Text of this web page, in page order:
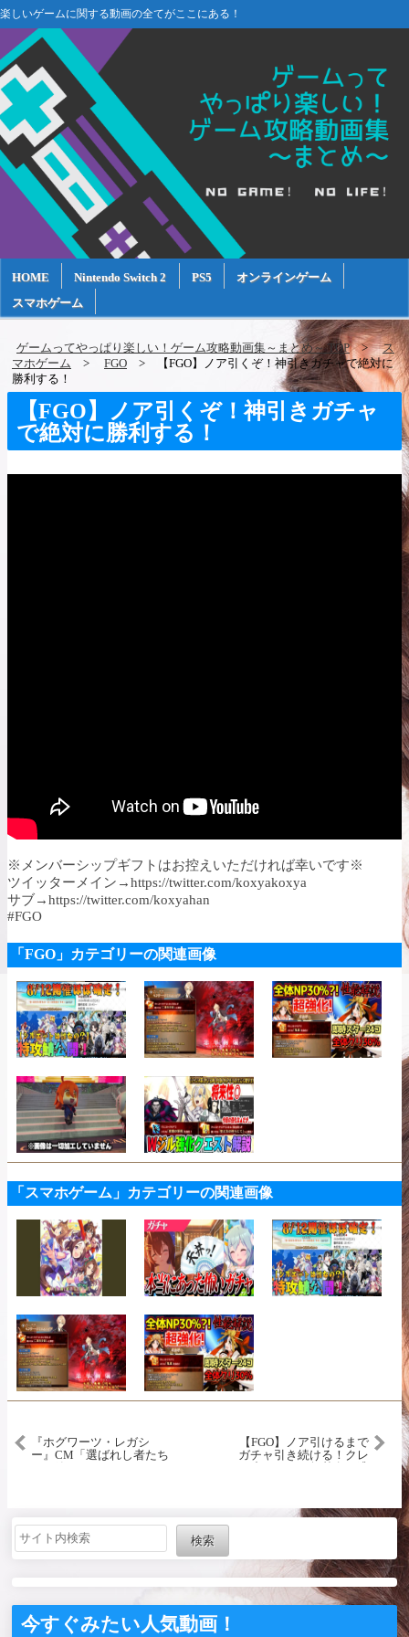
楽しいゲームに関する動画の全てがここにある！
HOME Nintendo Switch 2 PS5
オンラインゲーム
スマホゲーム
ゲームってやっぱり楽しい！ゲーム攻略動画集～まとめ～ TOP
ス
マホゲーム
FGO
【FGO】ノア引くぞ！神引きガチャで絶対に
勝利する！
【FGO】ノア引くぞ！神引きガチャ
で絶対に勝利する！
※メンバーシップギフトはお控えいただければ幸いです※
ツイッターメイン→https://twitter.com/koxyakoxya
サブ→https://twitter.com/koxyahan
#FGO
「FGO」カテゴリーの関連画像
「スマホゲーム」カテゴリーの関連画像
『ホグワーツ・レガシ
ー』CM「選ばれし者たち
【FGO】ノア引けるまで
ガチャ引き続ける！クレ
検索
今すぐみたい人気動画！